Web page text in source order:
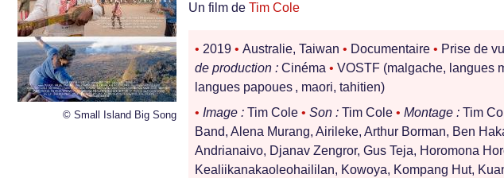
© Small Island Big Song
Un film de Tim Cole
• 2019 • Australie, Taiwan • Documentaire • Prise de
de production : Cinéma • VOSTF (malgache, langues
langues papoues , maori, tahitien)
• Image : Tim Cole • Son : Tim Cole • Montage : Tim
Band, Alena Murang, Airileke, Arthur Borman, Ben
Andrianaivo, Djanav Zengror, Gus Teja, Horomona
Kealiikanakaoleohaililan, Kowoya, Kompang Hut,